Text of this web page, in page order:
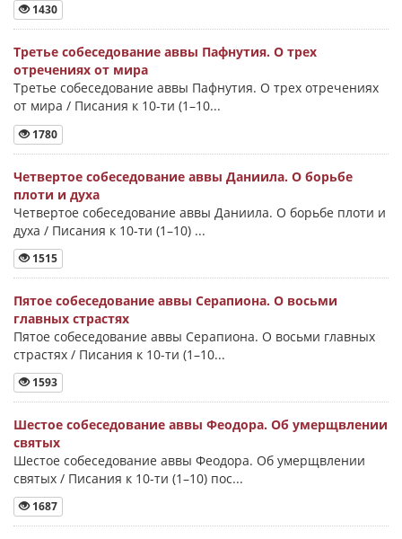
1430
Третье собеседование аввы Пафнутия. О трех
отречениях от мира
Третье собеседование аввы Пафнутия. О трех отречениях
от мира / Писания к 10-ти (1–10...
1780
Четвертое собеседование аввы Даниила. О борьбе
плоти и духа
Четвертое собеседование аввы Даниила. О борьбе плоти и
духа / Писания к 10-ти (1–10) ...
1515
Пятое собеседование аввы Серапиона. О восьми
главных страстях
Пятое собеседование аввы Серапиона. О восьми главных
страстях / Писания к 10-ти (1–10...
1593
Шестое собеседование аввы Феодора. Об умерщвлении
святых
Шестое собеседование аввы Феодора. Об умерщвлении
святых / Писания к 10-ти (1–10) пос...
1687